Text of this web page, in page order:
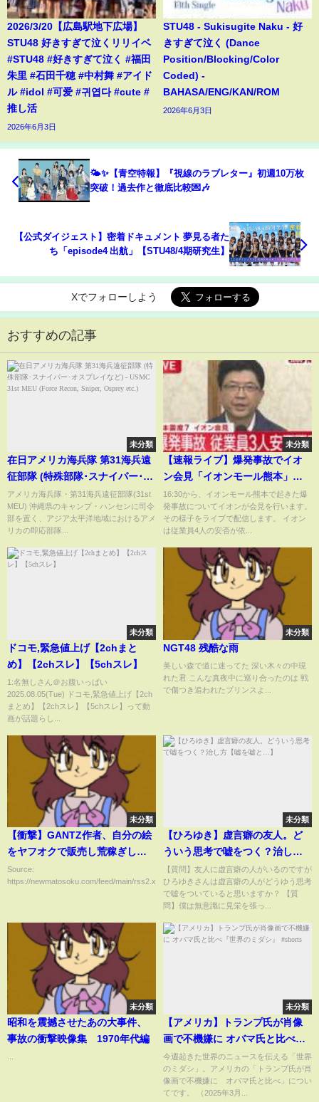
2026/3/20【広島駅地下広場】
STU48 好きすぎて泣くリリイベ
#STU48 #好きすぎて泣く #福田
朱里 #石田千穂 #中村舞 #アイド
ル #idol #可爱 #귀엽다 #cute #
推し活
2026年6月3日
STU48 - Sukisugite Naku - 好
きすぎて泣く (Dance
Position/Blocking/Color
Coded) -
BAHASA/ENG/KAN/ROM
2026年6月3日
🌤️✨【青空特報】『視線のラブレター』初週10万枚
突破！過去作と徹底比較💌🎶
【公式ダイジェスト】密着ドキュメント 夢見る者た
ち「episode4 出航」【STU48/4期研究生】
Xでフォローしよう
おすすめの記事
未分類
在日アメリカ海兵隊 第31海兵遠
征部隊 (特殊部隊･スナイパー･オ
スプレイなど) - USMC 31st
MEU (Force Recon, Sniper,
Osprey etc.)
アメリカ海兵隊・第31海兵遠征部隊(31st
MEU) 沖縄県のキャンプ・ハンセンに司令
部を置く、アジア太平洋地域におけるアメ
リカの即応部隊...
未分類
【速報ライブ】爆発事故でイオ
ン会見「イオンモール熊本」従
業員4人が安否不明と発表｜熊本
震度7の地震【LIVE】 (2026年7
月29日) ANN/テレ朝
16:30から、イオンモール熊本で起きた爆
発事故についてイオンが会見を行います。
その様子をライブで配信します。 イオン
は従業員4人の安否が依...
未分類
ドコモ,緊急値上げ【2chまと
め】【2chスレ】【5chスレ】
1:名無しさん＠お腹いっぱい
2025.08.05(Tue) ドコモ,緊急値上げ【2ch
まとめ】【2chスレ】【5chスレ】って動
画が話題らし...
未分類
NGT48 残酷な雨
美しい森で道に迷ってた 深い木々の中現
れた君 こんな真夜中に巡り合ったのは 戦
で傷つき追われたプリンスよ...
未分類
【衝撃】GANTZ作者、自分の絵
をヤフオクで販売し荒稼ぎして
しまう
Source:
https://newmatosoku.com/feed/main/rss2.xml...
未分類
【ひろゆき】虚言癖の友人。ど
ういう思考で嘘をつく？治し方
【嘘を嘘と…】
【質問】友人に虚言癖の人がいるのですが
ひろゆきさんは虚言癖の人がどうゆう思考
で嘘をついていると思いますか？ 【質
問】僕は無意識に見栄を張っ...
未分類
昭和を震撼させたあの大事件、
事故の衝撃映像集 1970年代編
未分類
【アメリカ】トランプ氏が肖像
画で不機嫌に オバマ氏と比べ
『世界のミダシ』 #shorts
今週起きた世界のニュースを伝える「世界
のミダシ」。アメリカの「トランプ氏が肖
像画で不機嫌に オバマ氏と比べ」につい
てです。 （2025年3月...